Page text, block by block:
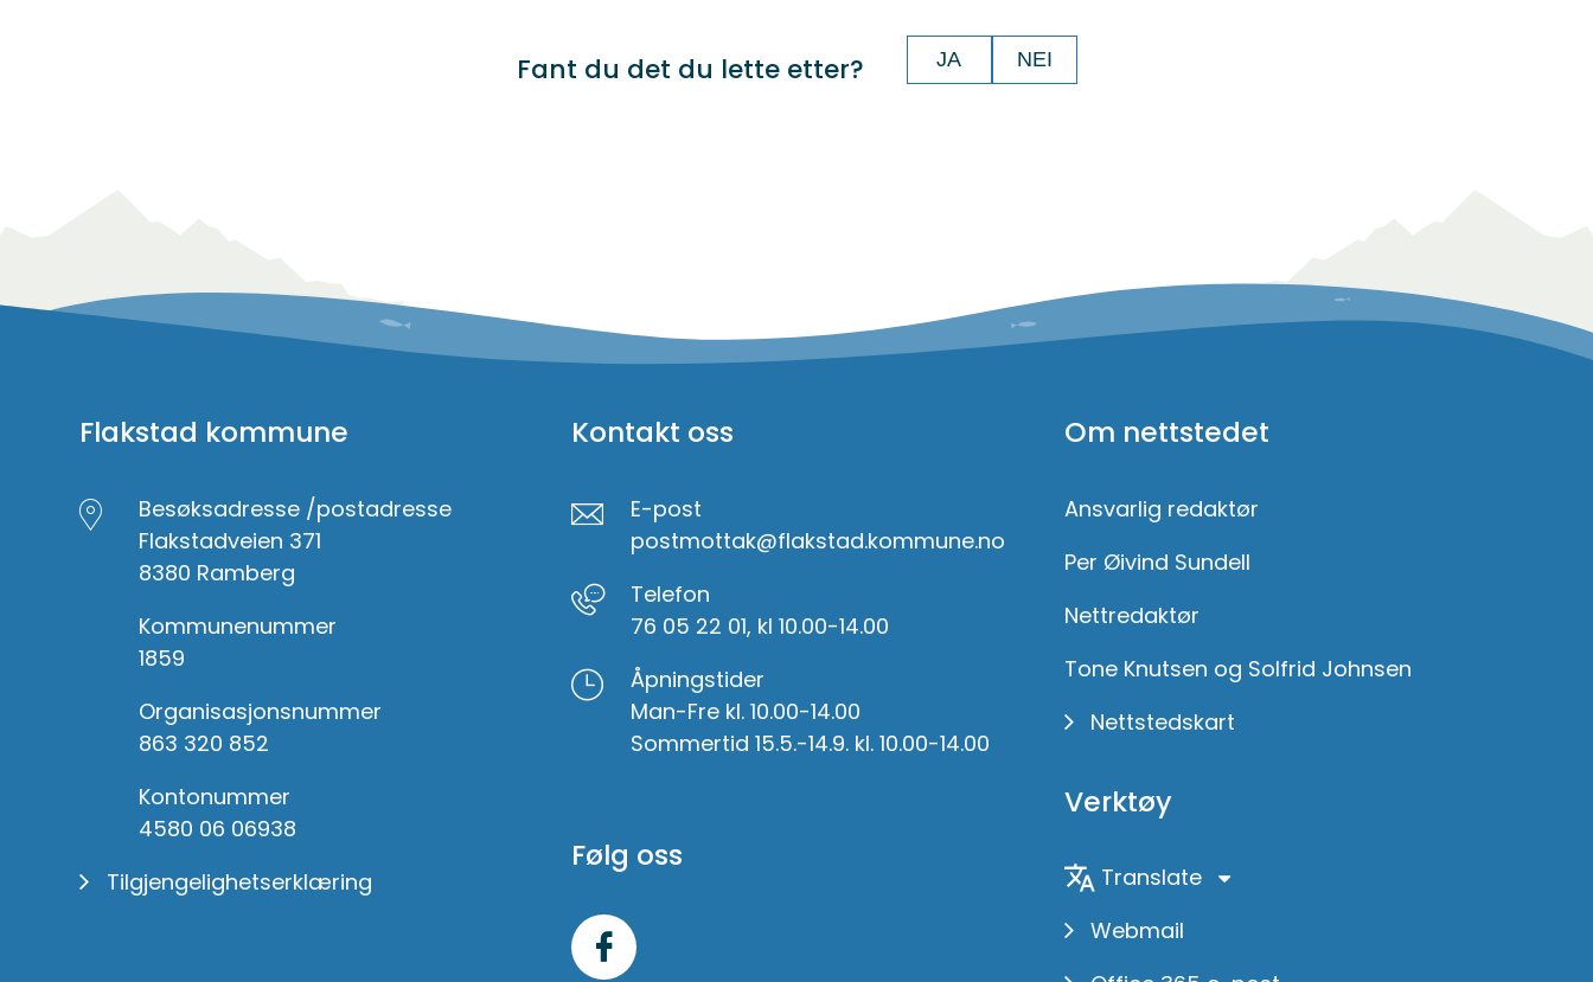
Fant du det du lette etter? JA NEI
Flakstad kommune
Besøksadresse /postadresse
Flakstadveien 371
8380 Ramberg
Kommunenummer
1859
Organisasjonsnummer
863 320 852
Kontonummer
4580 06 06938
Tilgjengelighetserklæring
Kontakt oss
E-post
postmottak@flakstad.kommune.no
Telefon
76 05 22 01, kl 10.00-14.00
Åpningstider
Man-Fre kl. 10.00-14.00
Sommertid 15.5.-14.9. kl. 10.00-14.00
Følg oss
Om nettstedet
Ansvarlig redaktør
Per Øivind Sundell
Nettredaktør
Tone Knutsen og Solfrid Johnsen
Nettstedskart
Verktøy
Translate
Webmail